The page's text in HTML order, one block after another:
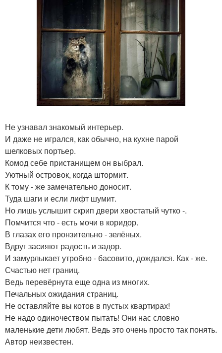
Не узнавал знакомый интерьер.
И даже не игрался, как обычно, на кухне парой
шелковых портьер.
Комод себе пристанищем он выбрал.
Уютный островок, когда штормит.
К тому - же замечательно доносит.
Туда шаги и если лифт шумит.
Но лишь услышит скрип двери хвостатый чутко -.
Помчится что - есть мочи в коридор.
В глазах его пронзительно - зелёных.
Вдруг засияют радость и задор.
И замурлыкает утробно - басовито, дождался. Как - же.
Счастью нет границ.
Ведь перевёрнута еще одна из многих.
Печальных ожидания страниц.
Не оставляйте вы котов в пустых квартирах!
Не надо одиночеством пытать! Они нас словно
маленькие дети любят. Ведь это очень просто так понять.
Автор неизвестен.